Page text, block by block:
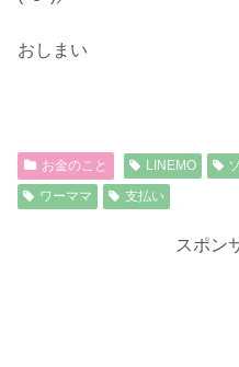
おしまい
お金のこと LINEMO
ワーママ
支払い
スポン